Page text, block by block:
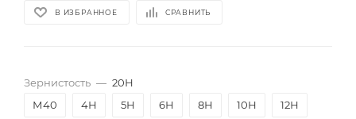
В ИЗБРАННОЕ СРАВНИТЬ
Зернистость — 20Н
М40
4Н 5Н 6Н 8Н 10Н 12Н